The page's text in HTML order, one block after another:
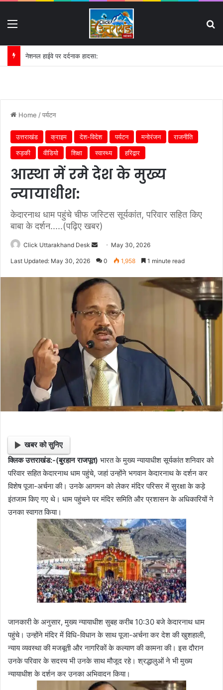
नेशनल हाईवे पर दर्दनाक हादसा:
Home /पर्यटन
उत्तराखंड क्राइम देश-विदेश पर्यटन मनोरंजन
राजनीति
रुड़की
वीडियो शिक्षा स्वास्थ्य हरिद्वार
आस्था में रमे देश के मुख्य
न्यायाधीश:
केदारनाथ धाम पहुंचे चीफ जस्टिस सूर्यकांत, परिवार सहित किए
बाबा के दर्शन.....(पढ़िए खबर)
Click Uttarakhand Desk
e
d
n
e
m
a
l
May 30, 2026
Last Updated: May 30, 2026 0 1,958 1 minute read
खबर को सुनिए
क्लिक उत्तराखंड:-(बुरहान राजपूत) भारत के मुख्य न्यायाधीश सूर्यकांत शनिवार को
परिवार सहित केदारनाथ धाम पहुंचे, जहां उन्होंने भगवान केदारनाथ के दर्शन कर
विशेष पूजा-अर्चना की। उनके आगमन को लेकर मंदिर परिसर में सुरक्षा के कड़े
इंतजाम किए गए थे। धाम पहुंचने पर मंदिर समिति और प्रशासन के अधिकारियों ने
उनका स्वागत किया।
जानकारी के अनुसार, मुख्य न्यायाधीश सुबह करीब 10:30 बजे केदारनाथ धाम
पहुंचे। उन्होंने मंदिर में विधि-विधान के साथ पूजा-अर्चना कर देश की खुशहाली,
न्याय व्यवस्था की मजबूती और नागरिकों के कल्याण की कामना की। इस दौरान
उनके परिवार के सदस्य भी उनके साथ मौजूद रहे। श्रद्धालुओं ने भी मुख्य
न्यायाधीश के दर्शन कर उनका अभिवादन किया।